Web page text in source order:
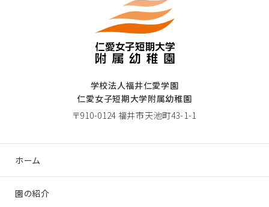
学校法人福井仁愛学園
仁愛女子短期大学附属幼稚園
〒910-0124 福井市天池町43-1-1
ホーム
園の紹介